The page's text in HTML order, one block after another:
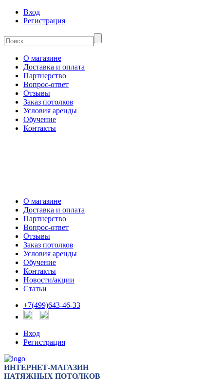
Вход
Регистрация
О магазине
Доставка и оплата
Партнерство
Вопрос-ответ
Отзывы
Заказ потолков
Условия аренды
Обучение
Контакты
О магазине
Доставка и оплата
Партнерство
Вопрос-ответ
Отзывы
Заказ потолков
Условия аренды
Обучение
Контакты
Новости/акции
Статьи
+7(499)643-46-33
Вход
Регистрация
ИНТЕРНЕТ-МАГАЗИН
НАТЯЖНЫХ ПОТОЛКОВ